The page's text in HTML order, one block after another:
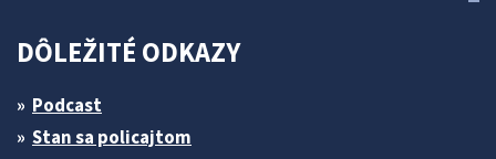
DÔLEŽITÉ ODKAZY
Podcast
Stan sa policajtom